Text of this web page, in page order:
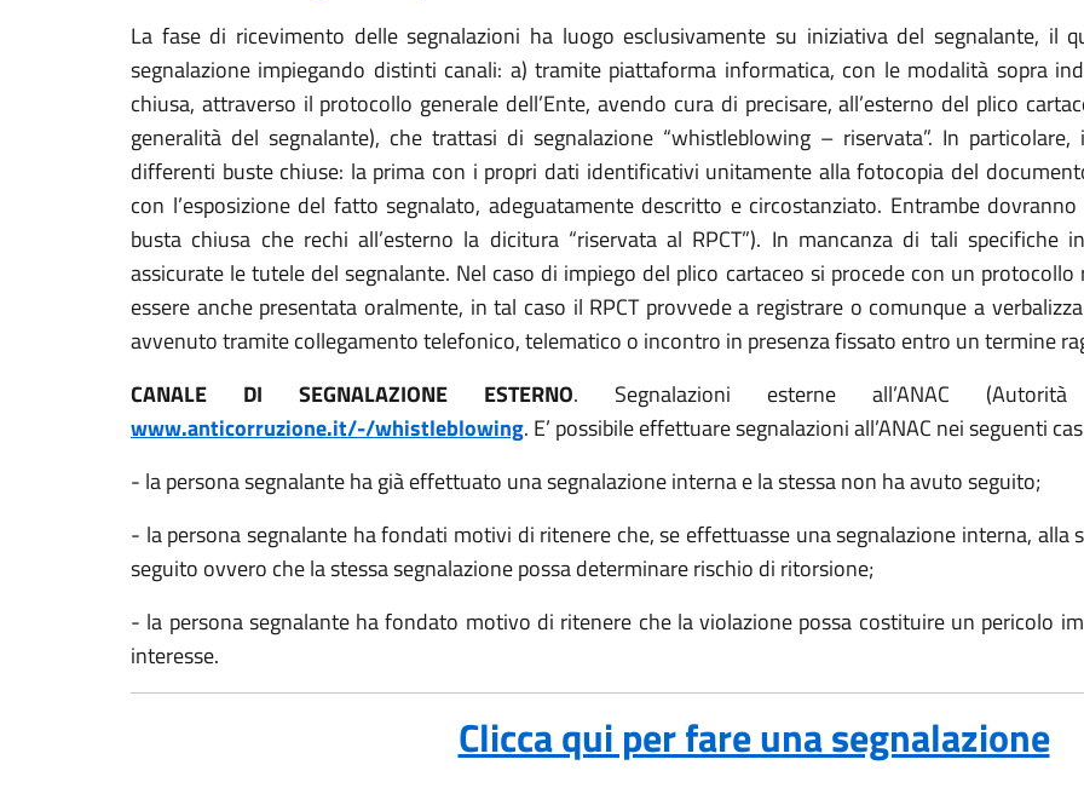
La fase di ricevimento delle segnalazioni ha luogo esclusivamente su iniziativa del segnalante, il
segnalazione impiegando distinti canali: a) tramite piattaforma informatica, con le modalità sopra
chiusa, attraverso il protocollo generale dell’Ente, avendo cura di precisare, all’esterno del plico
generalità del segnalante), che trattasi di segnalazione “whistleblowing – riservata”. In
differenti buste chiuse: la prima con i propri dati identificativi unitamente alla fotocopia del
con l’esposizione del fatto segnalato, adeguatamente descritto e circostanziato. Entrambe
busta chiusa che rechi all’esterno la dicitura “riservata al RPCT”). In mancanza di tali specifiche
assicurate le tutele del segnalante. Nel caso di impiego del plico cartaceo si procede con un
essere anche presentata oralmente, in tal caso il RPCT provvede a registrare o comunque a
avvenuto tramite collegamento telefonico, telematico o incontro in presenza fissato entro un termine
CANALE DI SEGNALAZIONE ESTERNO. Segnalazioni esterne all’ANAC (Autorità
www.anticorruzione.it/-/whistleblowing. E’ possibile effettuare segnalazioni all’ANAC nei seguenti
- la persona segnalante ha già effettuato una segnalazione interna e la stessa non ha avuto seguito;
- la persona segnalante ha fondati motivi di ritenere che, se effettuasse una segnalazione interna, alla
seguito ovvero che la stessa segnalazione possa determinare rischio di ritorsione;
- la persona segnalante ha fondato motivo di ritenere che la violazione possa costituire un pericolo
interesse.
Clicca qui per fare una segnalazione